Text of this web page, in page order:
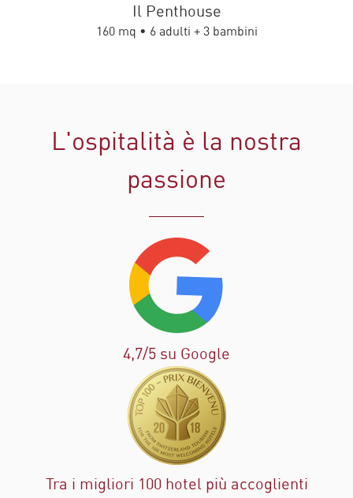
Il Penthouse
160 mq • 6 adulti + 3 bambini
L'ospitalità è la nostra
passione
4,7/5 su Google
Tra i migliori 100 hotel più accoglienti